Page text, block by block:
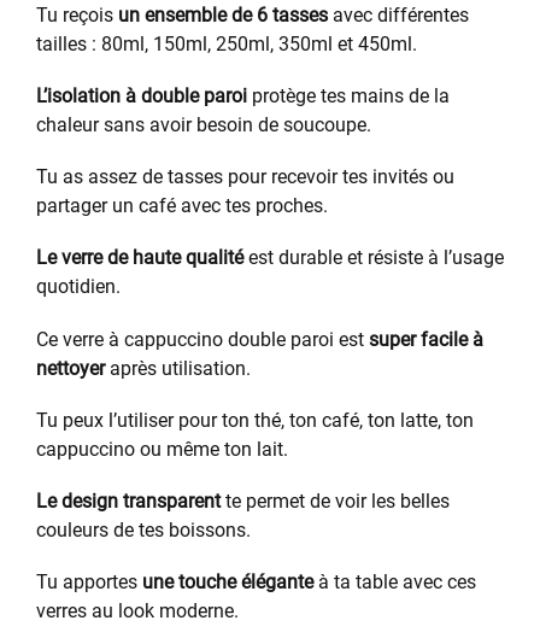
Tu reçois un ensemble de 6 tasses avec différentes
tailles : 80ml, 150ml, 250ml, 350ml et 450ml.
L’isolation à double paroi protège tes mains de la
chaleur sans avoir besoin de soucoupe.
Tu as assez de tasses pour recevoir tes invités ou
partager un café avec tes proches.
Le verre de haute qualitéest durable et résiste à l’usage
quotidien.
Ce verre à cappuccino double paroi est super facile à
nettoyeraprès utilisation.
Tu peux l’utiliser pour ton thé, ton café, ton latte, ton
cappuccino ou même ton lait.
Le design transparentte permet de voir les belles
couleurs de tes boissons.
Tu apportes une touche éléganteà ta table avec ces
verres au look moderne.